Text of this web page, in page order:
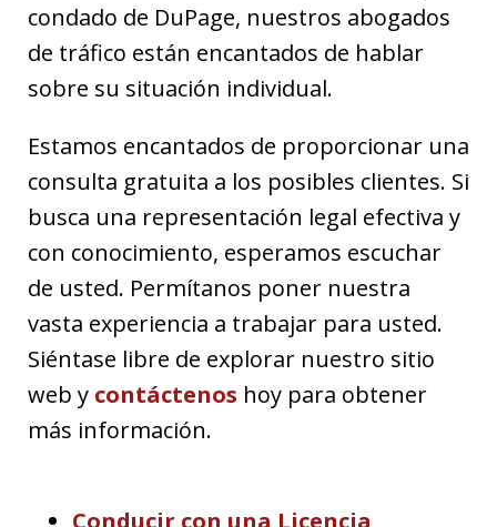
condado de DuPage, nuestros abogados
de tráfico están encantados de hablar
sobre su situación individual.
Estamos encantados de proporcionar una
consulta gratuita a los posibles clientes. Si
busca una representación legal efectiva y
con conocimiento, esperamos escuchar
de usted. Permítanos poner nuestra
vasta experiencia a trabajar para usted.
Siéntase libre de explorar nuestro sitio
web y contáctenos hoy para obtener
más información.
Conducir con una Licencia